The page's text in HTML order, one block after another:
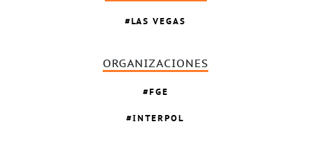
LAS VEGAS
ORGANIZACIONES
FGE
INTERPOL